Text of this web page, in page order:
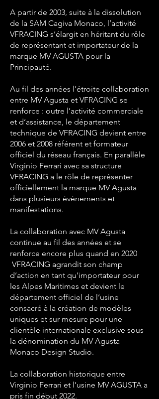
A partir de 2003, suite à la dissolution
de la SAM Cagiva Monaco, l’activité
VFRACING s’élargit en héritant du rôle
de représentant et importateur de la
marque MV AGUSTA pour la
Principauté.
Au fil des années l’étroite collaboration
entre MV Agusta et VFRACING se
renforce : outre l’activité commerciale
et d’assistance, le département
technique de VFRACING devient entre
2006 et 2008 référent et formateur
officiel du réseau français. En parallèle
Virginio Ferrari avec sa structure
VFRACING a le rôle de représenter
officiellement la marque MV Agusta
dans plusieurs évènements et
manifestations.
La collaboration avec MV Agusta
continue au fil des années et se
renforce encore plus quand en 2020
VFRACING agrandit son champ
d’action en tant qu’importateur pour
les Alpes Maritimes et devient le
département officiel de l’usine
consacré à la création de modèles
uniques et sur mesure pour une
clientèle internationale exclusive sous
la dénomination du MV Agusta
Monaco Design Studio.
La collaboration historique entre
Virginio Ferrari et l’usine MV AGUSTA a
pris fin début 2022.